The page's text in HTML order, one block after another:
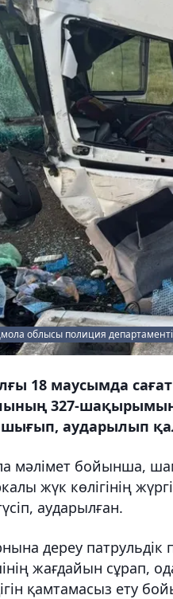
облысы полиция департаменті
18 маусымда
327-
аударылып
мәлімет бойынша,
жүк көлігінің
аударылған.
дереу патрульдік
жағдайын сұрап,
қамтамасыз ету